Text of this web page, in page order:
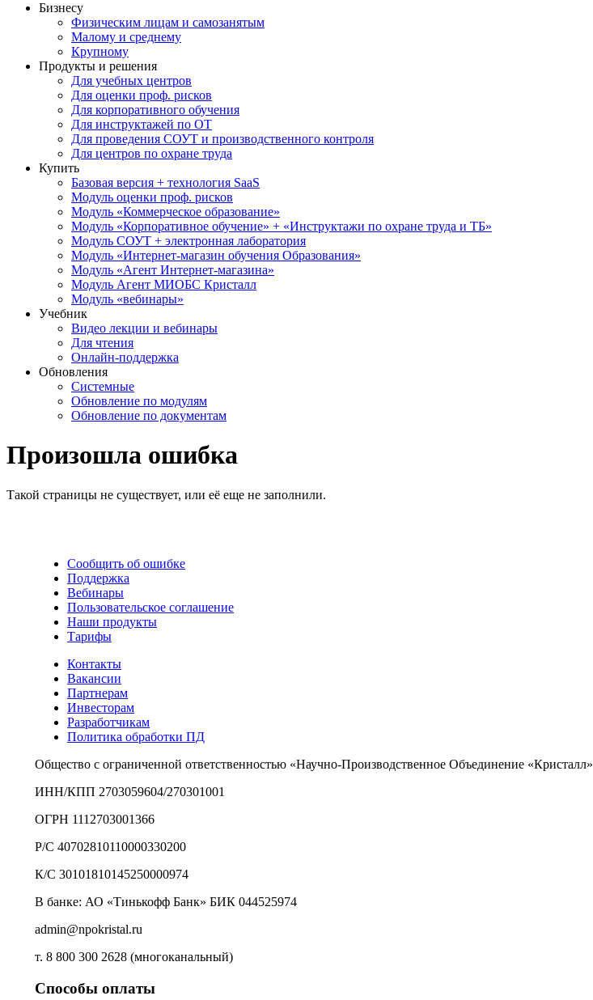
Бизнесу
Физическим лицам и самозанятым
Малому и среднему
Крупному
Продукты и решения
Для учебных центров
Для оценки проф. рисков
Для корпоративного обучения
Для инструктажей по ОТ
Для проведения СОУТ и производственного контроля
Для центров по охране труда
Купить
Базовая версия + технология SaaS
Модуль оценки проф. рисков
Модуль «Коммерческое образование»
Модуль «Корпоративное обучение» + «Инструктажи по охране труда и ТБ»
Модуль СОУТ + электронная лаборатория
Модуль «Интернет-магазин обучения Образования»
Модуль «Агент Интернет-магазина»
Модуль Агент МИОБС Кристалл
Модуль «вебинары»
Учебник
Видео лекции и вебинары
Для чтения
Онлайн-поддержка
Обновления
Системные
Обновление по модулям
Обновление по документам
Произошла ошибка
Такой страницы не существует, или её еще не заполнили.
Сообщить об ошибке
Поддержка
Вебинары
Пользовательское соглашение
Наши продукты
Тарифы
Контакты
Вакансии
Партнерам
Инвесторам
Разработчикам
Политика обработки ПД
Общество с ограниченной ответственностью «Научно-Производственное Объединение «Кристалл»
ИНН/КПП 2703059604/270301001
ОГРН 1112703001366
Р/С 40702810110000330200
К/С 30101810145250000974
В банке: АО «Тинькофф Банк» БИК 044525974
admin@npokristal.ru
т. 8 800 300 2628 (многоканальный)
Способы оплаты